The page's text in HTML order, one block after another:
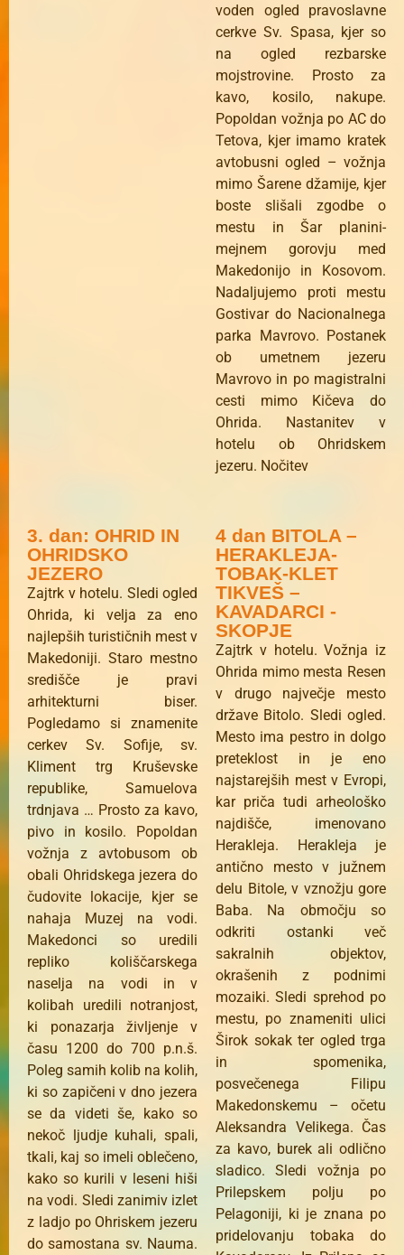
voden ogled pravoslavne
cerkve Sv. Spasa, kjer so
na ogled rezbarske
mojstrovine. Prosto za
kavo, kosilo, nakupe.
Popoldan vožnja po AC do
Tetova, kjer imamo kratek
avtobusni ogled – vožnja
mimo Šarene džamije, kjer
boste slišali zgodbe o
mestu in Šar planini-
mejnem gorovju med
Makedonijo in Kosovom.
Nadaljujemo proti mestu
Gostivar do Nacionalnega
parka Mavrovo. Postanek
ob umetnem jezeru
Mavrovo in po magistralni
cesti mimo Kičeva do
Ohrida. Nastanitev v
hotelu ob Ohridskem
jezeru. Nočitev
3. dan: OHRID IN
OHRIDSKO
JEZERO
Zajtrk v hotelu. Sledi ogled
Ohrida, ki velja za eno
najlepših turističnih mest v
Makedoniji. Staro mestno
središče je pravi
arhitekturni biser.
Pogledamo si znamenite
cerkev Sv. Sofije, sv.
Kliment trg Kruševske
republike, Samuelova
trdnjava … Prosto za kavo,
pivo in kosilo. Popoldan
vožnja z avtobusom ob
obali Ohridskega jezera do
čudovite lokacije, kjer se
nahaja Muzej na vodi.
Makedonci so uredili
repliko koliščarskega
naselja na vodi in v
kolibah uredili notranjost,
ki ponazarja življenje v
času 1200 do 700 p.n.š.
Poleg samih kolib na kolih,
ki so zapičeni v dno jezera
se da videti še, kako so
nekoč ljudje kuhali, spali,
tkali, kaj so imeli oblečeno,
kako so kurili v leseni hiši
na vodi. Sledi zanimiv izlet
z ladjo po Ohriskem jezeru
do samostana sv. Nauma.
4 dan BITOLA –
HERAKLEJA-
TOBAK-KLET
TIKVEŠ –
KAVADARCI -
SKOPJE
Zajtrk v hotelu. Vožnja iz
Ohrida mimo mesta Resen
v drugo največje mesto
države Bitolo. Sledi ogled.
Mesto ima pestro in dolgo
preteklost in je eno
najstarejših mest v Evropi,
kar priča tudi arheološko
najdišče, imenovano
Herakleja. Herakleja je
antično mesto v južnem
delu Bitole, v vznožju gore
Baba. Na območju so
odkriti ostanki več
sakralnih objektov,
okrašenih z podnimi
mozaiki. Sledi sprehod po
mestu, po znameniti ulici
Širok sokak ter ogled trga
in spomenika,
posvečenega Filipu
Makedonskemu – očetu
Aleksandra Velikega. Čas
za kavo, burek ali odlično
sladico. Sledi vožnja po
Prilepskem polju po
Pelagoniji, ki je znana po
pridelovanju tobaka do